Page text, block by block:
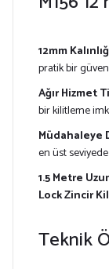
12mm
pratik bir
Ağır Hizmet
bir kilitleme
Müdahaleye
en üst
1.5 Metre
Lock Zincir
Teknik